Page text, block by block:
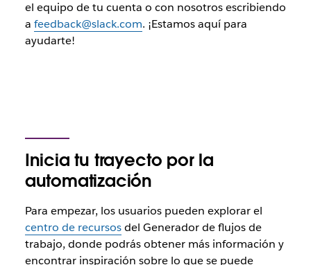
el equipo de tu cuenta o con nosotros escribiendo
a feedback@slack.com. ¡Estamos aquí para
ayudarte!
Inicia tu trayecto por la
automatización
Para empezar, los usuarios pueden explorar el
centro de recursosdel Generador de flujos de
trabajo, donde podrás obtener más información y
encontrar inspiración sobre lo que se puede